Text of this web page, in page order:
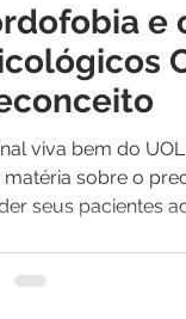
e
viva bem do
matéria sobre o
seus pacientes